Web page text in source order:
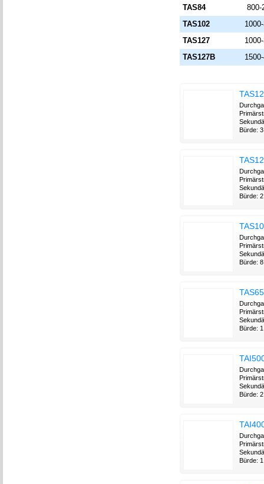
TAS84
800-
TAS102
TAS127
TAS127B
Bürde:
Bürde:
Bürde:
TAS65
Bürde:
Bürde:
Bürde: